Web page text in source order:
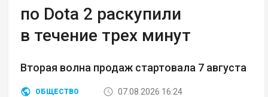
по Dota 2 раскупили
в течение трех минут
Вторая волна продаж стартовала 7 августа
ОБЩЕСТВО
07.08.2026 16:24